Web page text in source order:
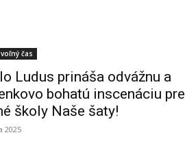
čas
Ludus prináša odvážnu a
bohatú inscenáciu pre
školy Naše šaty!
2025